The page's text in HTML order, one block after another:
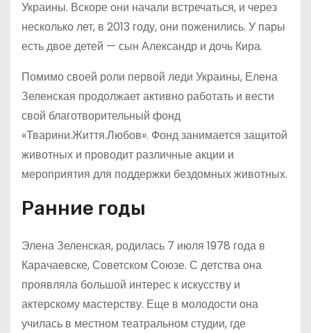
Украины. Вскоре они начали встречаться, и через
несколько лет, в 2013 году, они поженились. У пары
есть двое детей — сын Александр и дочь Кира.
Помимо своей роли первой леди Украины, Елена
Зеленская продолжает активно работать и вести
свой благотворительный фонд
«Тварини.Життя.Любов». Фонд занимается защитой
животных и проводит различные акции и
мероприятия для поддержки бездомных животных.
Ранние годы
Элена Зеленская, родилась 7 июля 1978 года в
Карачаевске, Советском Союзе. С детства она
проявляла большой интерес к искусству и
актерскому мастерству. Еще в молодости она
училась в местном театральном студии, где